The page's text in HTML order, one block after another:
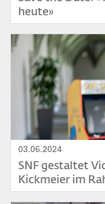
heute»
Bild
03.06.2024
SNF gestaltet
Kickmeier im
Science»